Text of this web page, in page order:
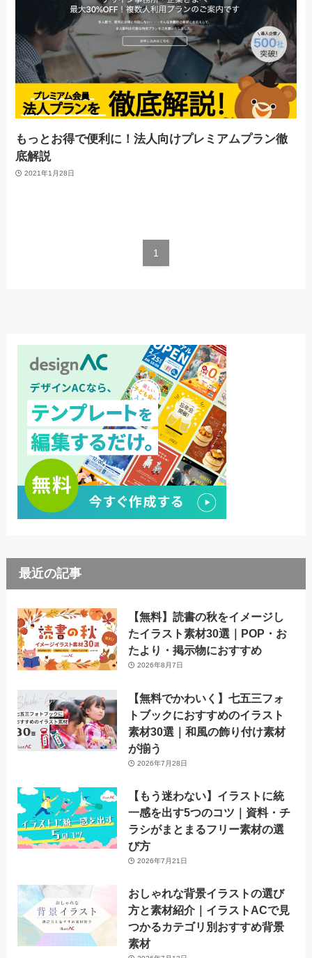
もっとお得で便利に！法人向けプレミアムプラン徹
底解説
2021年1月28日
1
最近の記事
【無料】読書の秋をイメージし
たイラスト素材30選｜POP・お
たより・掲示物におすすめ
2026年8月7日
【無料でかわいく】七五三フォ
トブックにおすすめのイラスト
素材30選｜和風の飾り付け素材
が揃う
2026年7月28日
【もう迷わない】イラストに統
一感を出す5つのコツ｜資料・チ
ラシがまとまるフリー素材の選
び方
2026年7月21日
おしゃれな背景イラストの選び
方と素材紹介｜イラストACで見
つかるカテゴリ別おすすめ背景
素材